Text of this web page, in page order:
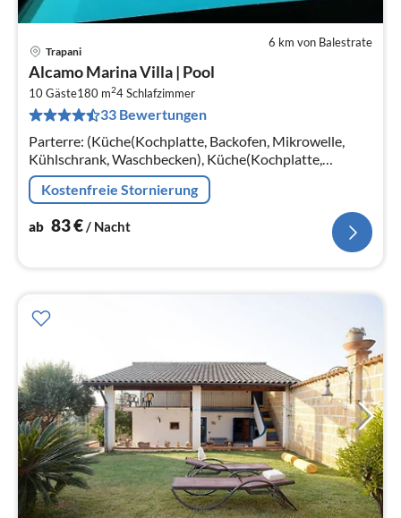
6 km von Balestrate
Trapani
Alcamo Marina Villa | Pool
10 Gäste180 m24Schlafzimmer
33 Bewertungen
Parterre: (Küche(Kochplatte, Backofen, Mikrowelle,
Kühlschrank, Waschbecken), Küche(Kochplatte,
Backofen, Mikrowelle, Kühlschrank, Waschbecken)
Kostenfreie Stornierung
ab 83€/ Nacht